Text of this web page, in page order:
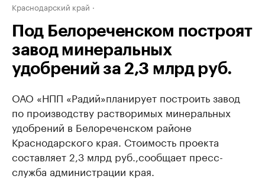
Краснодарский край
Под Белореченском построят
завод минеральных
удобрений за 2,3 млрд руб.
ОАО «НПП «Радий»планирует построить завод
по производству растворимых минеральных
удобрений в Белореченском районе
Краснодарского края. Стоимость проекта
составляет 2,3 млрд руб., сообщает пресс-
служба администрации края.